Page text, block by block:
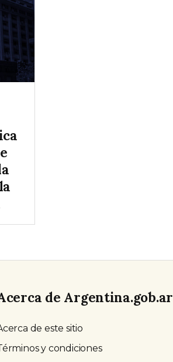
de Argentina.gob.ar
de este sitio
y condiciones